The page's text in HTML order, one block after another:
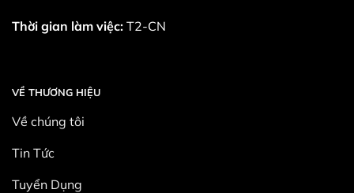
Thời gian làm việc: T2-CN
VỀ THƯƠNG HIỆU
Về chúng tôi
Tin Tức
Tuyển Dụng